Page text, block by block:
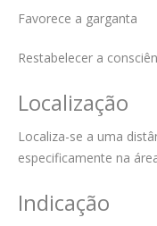
Favorece a garganta
Restabelecer a
Localização
Localiza-se a uma
especificamente na
Indicação